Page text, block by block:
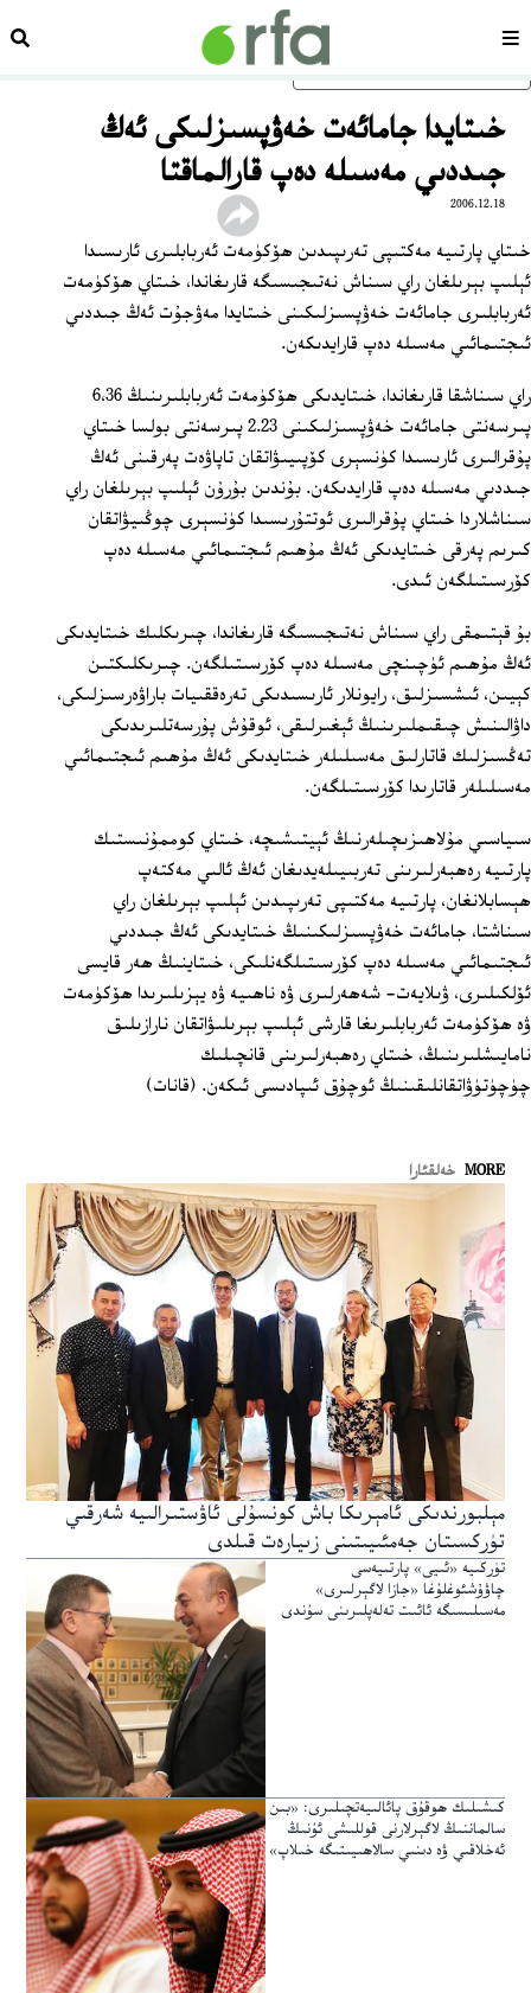
ئاساسلىق مەزمۇنغا ئاتلاڭسەھىپە
خىتايدا جامائەت خەۋپسىزلىكى ئەڭ
جىددىي مەسىلە دەپ قارالماقتا
2006.12.18
خىتاي پارتىيە مەكتىپى تەرىپىدىن ھۆكۈمەت ئەربابلىرى ئارىسىدا
ئېلىپ بېرىلغان راي سىناش نەتىجىسىگە قارىغاندا، خىتاي ھۆكۈمەت
ئەربابلىرى جامائەت خەۋپسىزلىكىنى خىتايدا مەۋجۇت ئەڭ جىددىي
ئىجتىمائىي مەسىلە دەپ قارايدىكەن.
راي سىناشقا قارىغاندا، خىتايدىكى ھۆكۈمەت ئەربابلىرىنىڭ 6،36
پىرسەنتى جامائەت خەۋپسىزلىكىنى 2.23 پىرسەنتى بولسا خىتاي
پۇقرالىرى ئارىسىدا كۈنسېرى كۆپىيىۋاتقان تاپاۋەت پەرقىنى ئەڭ
جىددىي مەسىلە دەپ قارايدىكەن. بۇندىن بۇرۇن ئېلىپ بېرىلغان راي
سىناشلاردا خىتاي پۇقرالىرى ئوتتۇرىسىدا كۈنسېرى چوڭىيۋاتقان
كىرىم پەرقى خىتايدىكى ئەڭ مۇھىم ئىجتىمائىي مەسىلە دەپ
كۆرسىتىلگەن ئىدى.
بۇ قېتىمقى راي سىناش نەتىجىسىگە قارىغاندا، چىرىكلىك خىتايدىكى
ئەڭ مۇھىم ئۈچىنچى مەسىلە دەپ كۆرسىتىلگەن. چىرىكلىكتىن
كېيىن، ئىشسىزلىق، رايونلار ئارىسىدىكى تەرەققىيات باراۋەرسىزلىكى،
داۋالىنىش چىقىملىرىنىڭ ئېغىرلىقى، ئوقۇش پۇرسەتلىرىدىكى
تەڭسىزلىك قاتارلىق مەسىلىلەر خىتايدىكى ئەڭ مۇھىم ئىجتىمائىي
مەسىلىلەر قاتارىدا كۆرسىتىلگەن.
سىياسىي مۇلاھىزىچىلەرنىڭ ئېيتىشىچە، خىتاي كوممۇنىستىك
پارتىيە رەھبەرلىرىنى تەربىيىلەيدىغان ئەڭ ئالىي مەكتەپ
ھېسابلانغان، پارتىيە مەكتىپى تەرىپىدىن ئېلىپ بېرىلغان راي
سىناشتا، جامائەت خەۋپسىزلىكىنىڭ خىتايدىكى ئەڭ جىددىي
ئىجتىمائىي مەسىلە دەپ كۆرسىتىلگەنلىكى، خىتاينىڭ ھەر قايسى
ئۆلكىلىرى، ۋىلايەت- شەھەرلىرى ۋە ناھىيە ۋە يېزىلىرىدا ھۆكۈمەت
ۋە ھۆكۈمەت ئەربابلىرىغا قارشى ئېلىپ بېرىلىۋاتقان نارازىلىق
نامايىشلىرىنىڭ، خىتاي رەھبەرلىرىنى قانچىلىك
چۈچۈتۈۋاتقانلىقىنىڭ ئوچۇق ئىپادىسى ئىكەن. (قانات)
MORE خەلقئارا
مېلبورندىكى ئامېرىكا باش كونسۇلى ئاۋستىرالىيە شەرقىي
تۈركسىتان جەمئىيىتىنى زىيارەت قىلدى
تۈركىيە «ئىيى» پارتىيەسى
چاۋۇشئوغلۇغا «جازا لاگېرلىرى»
مەسىلىسىگە ئائىت تەلەپلىرىنى سۇندى
كىشىلىك ھوقۇق پائالىيەتچىلىرى: «بىن
سالماننىڭ لاگېرلارنى قوللىشى ئۇنىڭ
ئەخلاقىي ۋە دىنىي سالاھىيىتىگە خىلاپ»